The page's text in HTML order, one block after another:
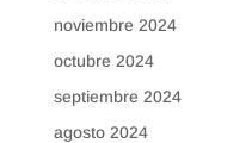
noviembre 2024
octubre 2024
septiembre 2024
agosto 2024